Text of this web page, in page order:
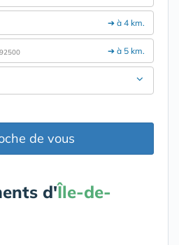
➔ à 4 km.
➔ à 5 km.
de vous
d'Île-de-